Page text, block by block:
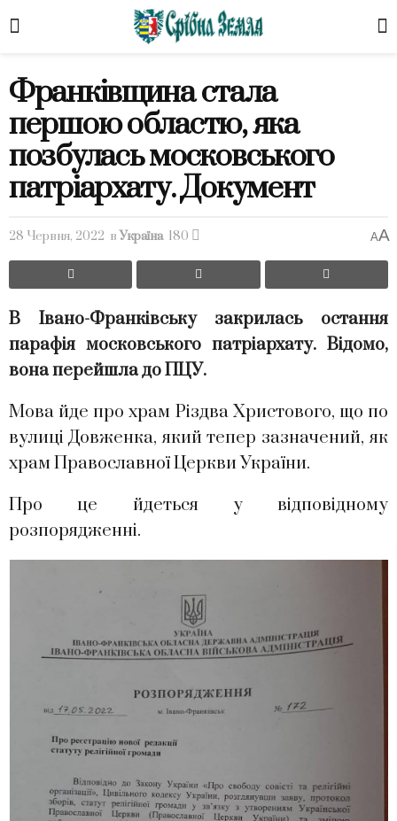
Франківщина стала
першою областю, яка
позбулась московського
патріархату. Документ
28 Червня, 2022 в Україна 180 AA
В Івано-Франківську закрилась остання
парафія московського патріархату. Відомо,
вона перейшла до ПЦУ.
Мова йде про храм Різдва Христового, що по
вулиці Довженка, який тепер зазначений, як
храм Православної Церкви України.
Про це йдеться у відповідному
розпорядженні.